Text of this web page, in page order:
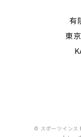
有
東
© スポーツインス